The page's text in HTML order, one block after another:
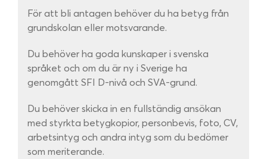
För att bli antagen behöver du ha betyg från
grundskolan eller motsvarande.
Du behöver ha goda kunskaper i svenska
språket och om du är ny i Sverige ha
genomgått SFI D-nivå och SVA-grund.
Du behöver skicka in en fullständig ansökan
med styrkta betygkopior, personbevis, foto, CV,
arbetsintyg och andra intyg som du bedömer
som meriterande.